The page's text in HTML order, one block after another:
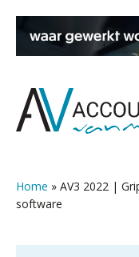
naar
naar
naar
naar
Home » AV3 2022 |
software